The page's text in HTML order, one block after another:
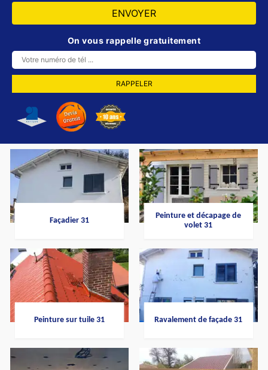
On vous rappelle gratuitement
Façadier 31
Peinture et décapage de
volet 31
Peinture sur tuile 31 Ravalement de façade 31